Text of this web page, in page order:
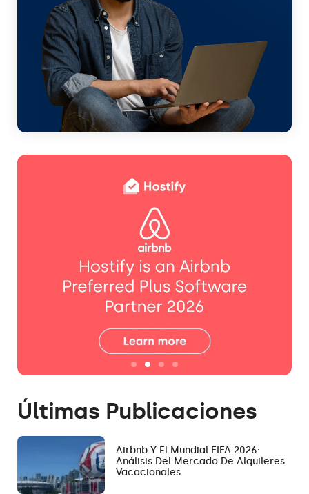
Últimas Publicaciones
Airbnb Y El Mundial FIFA 2026:
Análisis Del Mercado De Alquileres
Vacacionales